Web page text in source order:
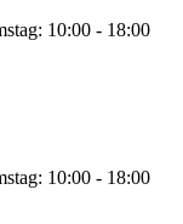
10:00 - 18:00
10:00 - 18:00